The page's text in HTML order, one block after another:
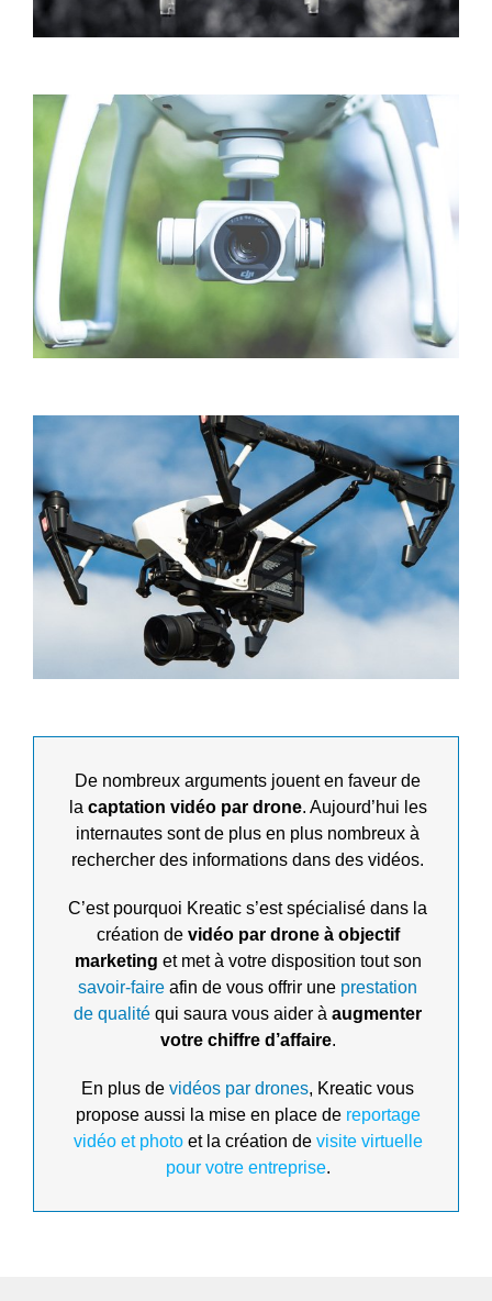
De nombreux arguments jouent en faveur de
la captation vidéo par drone. Aujourd’hui les
internautes sont de plus en plus nombreux à
rechercher des informations dans des vidéos.
C’est pourquoi Kreatic s’est spécialisé dans la
création de vidéo par drone à objectif
marketing et met à votre disposition tout son
savoir-faire afin de vous offrir une prestation
de qualité qui saura vous aider à augmenter
votre chiffre d’affaire.
En plus de vidéos par drones, Kreatic vous
propose aussi la mise en place de reportage
vidéo et photoet la création de visite virtuelle
pour votre entreprise.